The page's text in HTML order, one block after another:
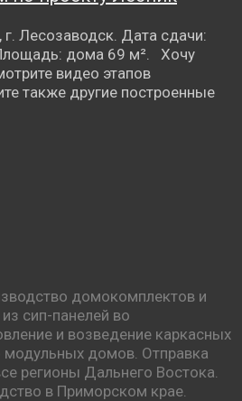
г. Лесозаводск. Дата сдачи:
дома 69 м². Хочу
видео этапов
также другие построенные
домокомплектов и
сип-панелей во
и возведение каркасных
домов. Отправка
регионы Дальнего Востока.
в Приморском крае.